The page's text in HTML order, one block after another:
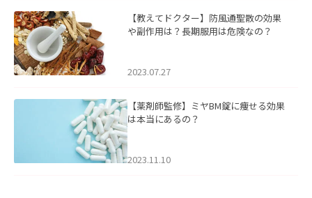
【教えてドクター】防風通聖散の効果
や副作用は？長期服用は危険なの？
2023.07.27
【薬剤師監修】ミヤBM錠に痩せる効果
は本当にあるの？
2023.11.10